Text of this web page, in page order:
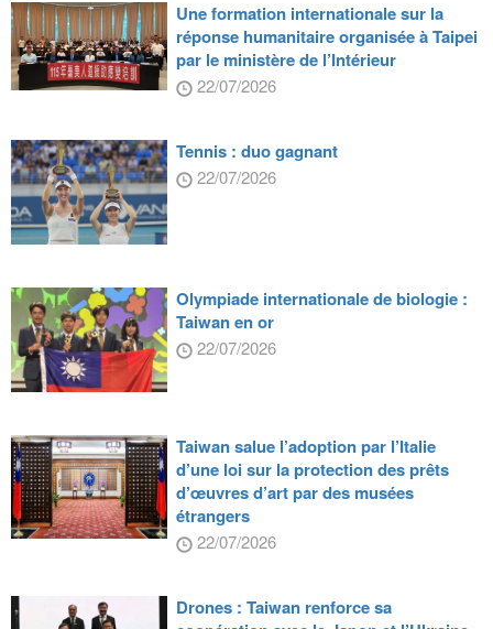
Une formation internationale sur la
réponse humanitaire organisée à Taipei
par le ministère de l’Intérieur
22/07/2026
Tennis : duo gagnant
22/07/2026
Olympiade internationale de biologie :
Taiwan en or
22/07/2026
Taiwan salue l’adoption par l’Italie
d’une loi sur la protection des prêts
d’œuvres d’art par des musées
étrangers
22/07/2026
Drones : Taiwan renforce sa